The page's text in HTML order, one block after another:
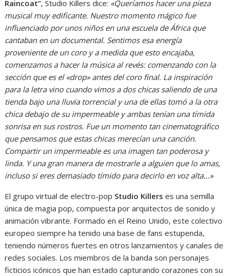
Raincoat”, Studio Killers dice: «Queríamos hacer una pieza
musical muy edificante. Nuestro momento mágico fue
influenciado por unos niños en una escuela de África que
cantaban en un documental. Sentimos esa energía
proveniente de un coro y a medida que esto encajaba,
comenzamos a hacer la música al revés: comenzando con la
sección que es el «drop» antes del coro final. La inspiración
para la letra vino cuando vimos a dos chicas saliendo de una
tienda bajo una lluvia torrencial y una de ellas tomó a la otra
chica debajo de su impermeable y ambas tenían una tímida
sonrisa en sus rostros. Fue un momento tan cinematográfico
que pensamos que estas chicas merecían una canción.
Compartir un impermeable es una imagen tan poderosa y
linda. Y una gran manera de mostrarle a alguien que lo amas,
incluso si eres demasiado tímido para decirlo en voz alta…»
El grupo virtual de electro-pop Studio Killers es una semilla
única de magia pop, compuesta por arquitectos de sonido y
animación vibrante. Formado en el Reino Unido, este colectivo
europeo siempre ha tenido una base de fans estupenda,
teniendo números fuertes en otros lanzamientos y canales de
redes sociales. Los miembros de la banda son personajes
ficticios icónicos que han estado capturando corazones con su